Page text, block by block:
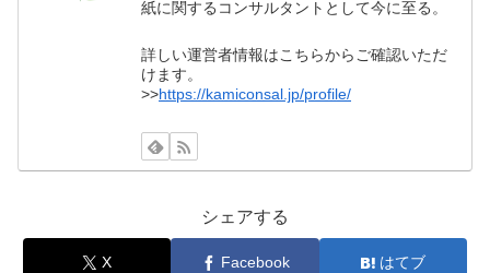
紙に関するコンサルタントとして今に至る。
詳しい運営者情報はこちらからご確認いただ
けます。
>>https://kamiconsal.jp/profile/
シェアする
X Facebook はてブ